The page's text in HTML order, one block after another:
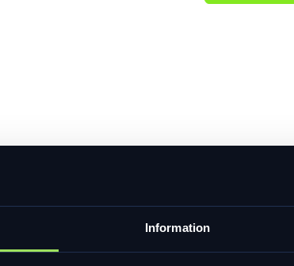
Information
mot repor.
korrekta och ger 100 % UV-skydd
framgång inom cykelbranschen. Kort efter